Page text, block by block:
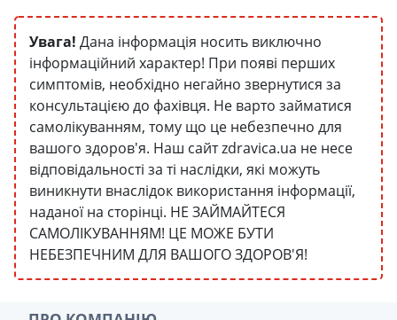
Увага! Дана інформація носить виключно
інформаційний характер! При появі перших
симптомів, необхідно негайно звернутися за
консультацією до фахівця. Не варто займатися
самолікуванням, тому що це небезпечно для
вашого здоров'я. Наш сайт zdravica.ua не несе
відповідальності за ті наслідки, які можуть
виникнути внаслідок використання інформації,
наданої на сторінці. НЕ ЗАЙМАЙТЕСЯ
САМОЛІКУВАННЯМ! ЦЕ МОЖЕ БУТИ
НЕБЕЗПЕЧНИМ ДЛЯ ВАШОГО ЗДОРОВ'Я!